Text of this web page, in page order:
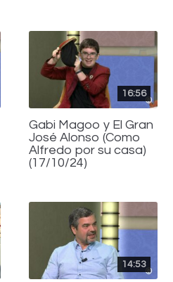
16:56
Gabi Magoo y El Gran
José Alonso (Como
Alfredo por su casa)
(17/10/24)
14:53